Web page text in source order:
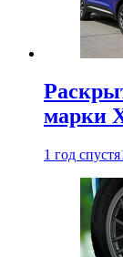
марки
1 год спустя